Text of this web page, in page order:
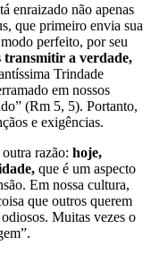
enraizado não apenas
que primeiro envia sua
perfeito, por seu
transmitir a verdade,
Trindade
em nossos
(Rm 5, 5). Portanto,
e exigências.
razão: hoje,
que é um aspecto
Em nossa cultura,
que outros querem
Muitas vezes o